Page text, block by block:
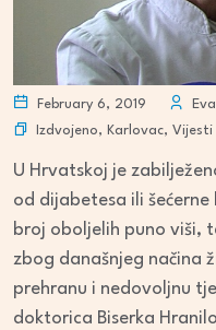
February 6, 2019
Izdvojeno, Karlovac, Vijesti
U Hrvatskoj je
od dijabetesa ili
broj oboljelih puno viši,
zbog današnjeg načina
prehranu i nedovoljnu
doktorica Biserka